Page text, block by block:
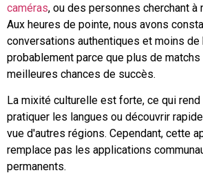
caméras, ou des personnes cherchant à
Aux heures de pointe, nous avons
conversations authentiques et moins de
probablement parce que plus de
meilleures chances de succès.
La mixité culturelle est forte, ce qui
pratiquer les langues ou découvrir
vue d'autres régions. Cependant, cette
remplace pas les applications
permanents.